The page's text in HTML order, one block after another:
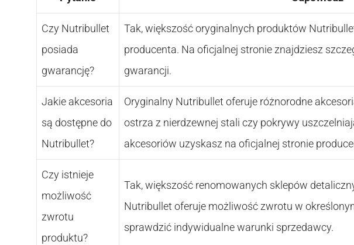
Czy Nutribullet
posiada
gwarancję?
Tak, większość oryginalnych produktów
producenta. Na oficjalnej stronie znajdziesz
gwarancji.
Jakie akcesoria
są dostępne do
Nutribullet?
Oryginalny Nutribullet oferuje różnorodne
ostrza z nierdzewnej stali czy pokrywy
akcesoriów uzyskasz na oficjalnej stronie
Czy istnieje
możliwość
zwrotu
produktu?
Tak, większość renomowanych sklepów
Nutribullet oferuje możliwość zwrotu w
sprawdzić indywidualne warunki sprzedawcy.